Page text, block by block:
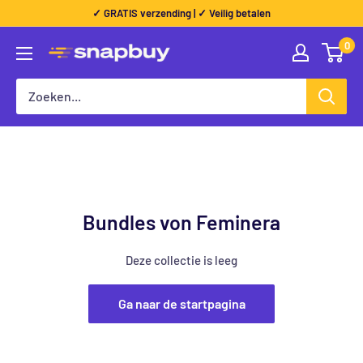
inhoud
✓ GRATIS verzending | ✓ Veilig betalen
Snapbuy
0
Bundles von Feminera
Deze collectie is leeg
Ga naar de startpagina